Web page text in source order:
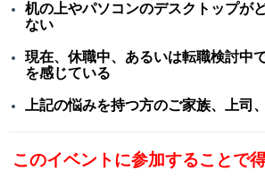
机の上やパソコンのデスクトップが
ない
現在、休職中、あるいは転職検討中
を感じている
上記の悩みを持つ方のご家族、上司
このイベントに参加することで